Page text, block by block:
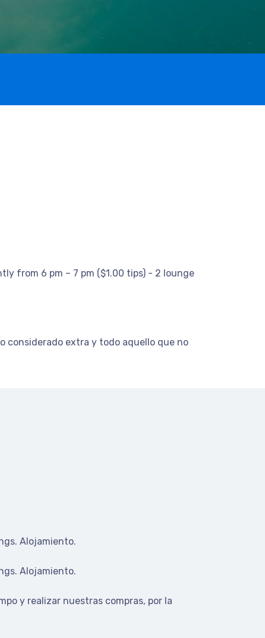
from 6 pm – 7 pm ($1.00 tips) - 2 lounge
considerado extra y todo aquello que no
Alojamiento.
Alojamiento.
y realizar nuestras compras, por la